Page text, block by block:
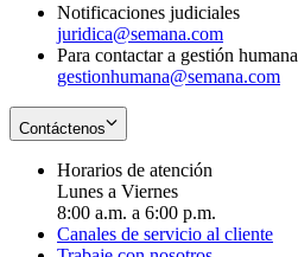
Notificaciones judiciales
juridica@semana.com
Para contactar a gestión humana
gestionhumana@semana.com
Contáctenos
Horarios de atención
Lunes a Viernes
8:00 a.m. a 6:00 p.m.
Canales de servicio al cliente